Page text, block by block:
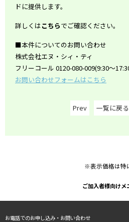
ドに提供します。
詳しくはこちらでご確認ください。
■本件についてのお問い合わせ
株式会社エヌ・シィ・ティ
フリーコール 0120-080-009(9:30～
お問い合わせフォームはこちら
Prev 一覧に戻る
※表示価格は特
ご加入者様向けメ
お電話でのお申し込み・お問い合わせ